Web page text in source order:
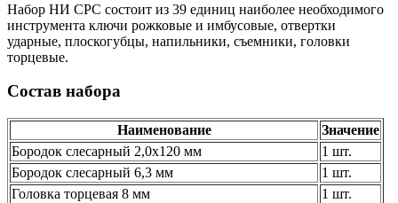
Набор НИ СРС состоит из 39 единиц наиболее необходимого
инструмента ключи рожковые и имбусовые, отвертки
ударные, плоскогубцы, напильники, съемники, головки
торцевые.
Состав набора
Наименование
Значение
Бородок слесарный 2,0х120 мм
1 шт.
Бородок слесарный 6,3 мм
1 шт.
Головка торцевая 8 мм
1 шт.